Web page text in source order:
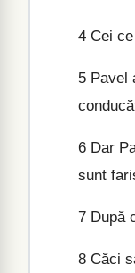
4 Cei
5 Pavel
6 Dar
sunt
7 După
8 Căci